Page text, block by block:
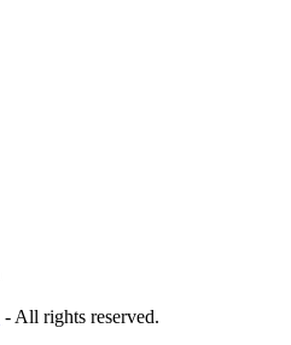
- All rights reserved.